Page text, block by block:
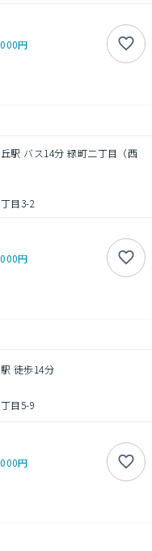
円
駅 バス14分 緑町二丁目（西
目3-2
円
徒歩14分
目5-9
円